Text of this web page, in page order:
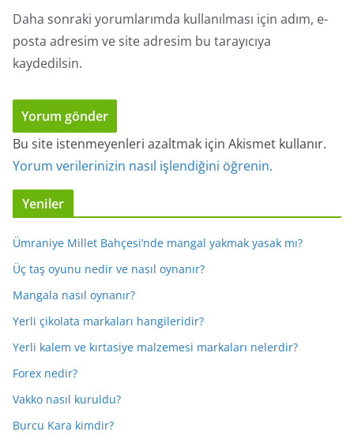
Daha sonraki yorumlarımda kullanılması için adım, e-
posta adresim ve site adresim bu tarayıcıya
kaydedilsin.
Bu site istenmeyenleri azaltmak için Akismet kullanır.
Yorum verilerinizin nasıl işlendiğini öğrenin.
Yeniler
Ümraniye Millet Bahçesi’nde mangal yakmak yasak mı?
Üç taş oyunu nedir ve nasıl oynanır?
Mangala nasıl oynanır?
Yerli çikolata markaları hangileridir?
Yerli kalem ve kırtasiye malzemesi markaları nelerdir?
Forex nedir?
Vakko nasıl kuruldu?
Burcu Kara kimdir?